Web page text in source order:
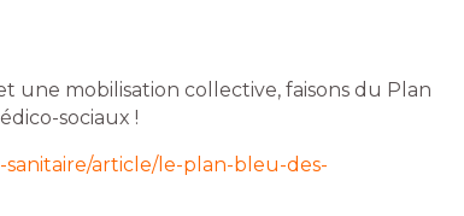
une mobilisation collective, faisons du Plan
sociaux !
article/le-plan-bleu-des-